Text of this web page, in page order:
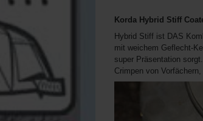
Korda Hybrid Stiff
Hybrid Stiff ist DAS
mit weichem Geflecht-
super Präsentation
Crimpen von